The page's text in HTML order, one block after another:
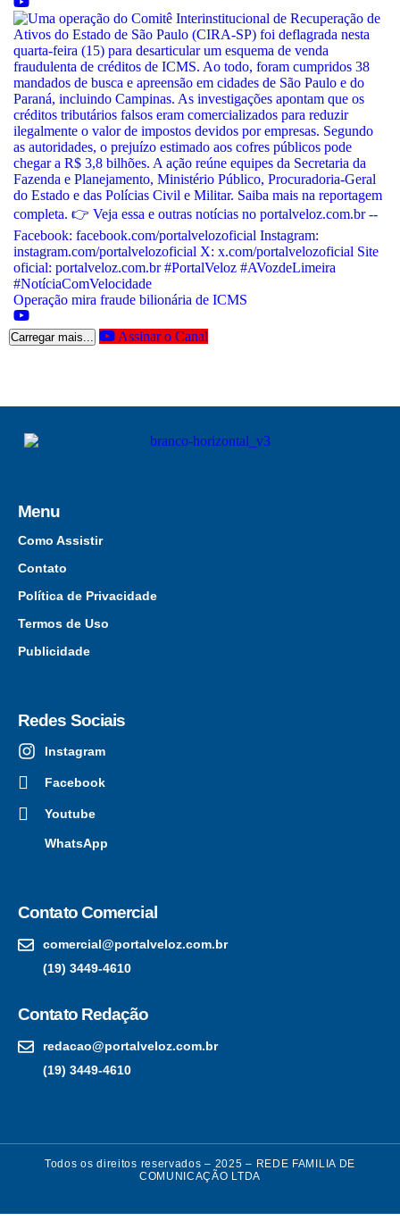
Operação mira fraude bilionária de ICMS
Carregar mais... Assinar o Canal
Menu
Como Assistir
Contato
Política de Privacidade
Termos de Uso
Publicidade
Redes Sociais
Instagram
Facebook
Youtube
WhatsApp
Contato Comercial
comercial@portalveloz.com.br
(19) 3449-4610
Contato Redação
redacao@portalveloz.com.br
(19) 3449-4610
Todos os direitos reservados – 2025 – REDE FAMILIA DE
COMUNICAÇÃO LTDA